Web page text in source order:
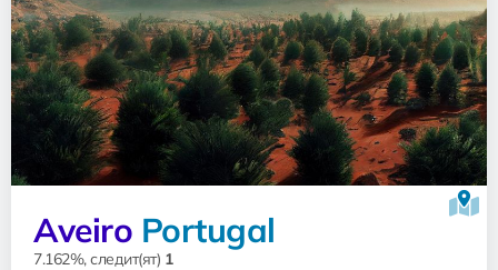
Aveiro Portugal
7.162%, следит(ят) 1